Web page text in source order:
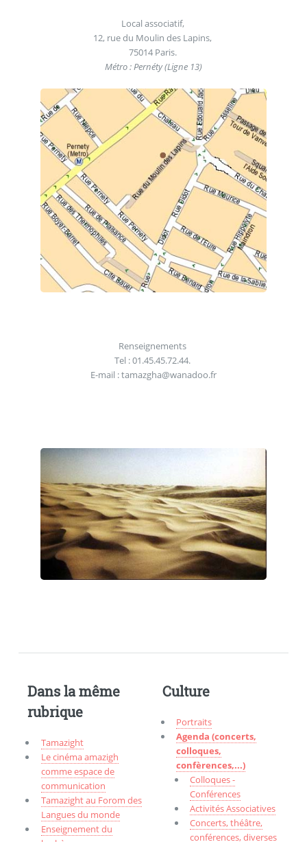
Local associatif,
12, rue du Moulin des Lapins,
75014 Paris.
Métro : Pernéty (Ligne 13)
Renseignements
Tel : 01.45.45.72.44.
E-mail : tamazgha@wanadoo.fr
Dans la même
rubrique
Tamazight
Le cinéma amazigh
comme espace de
communication
Tamazight au Forom des
Langues du monde
Enseignement du
Culture
Portraits
Agenda (concerts,
colloques,
confèrences,...)
Colloques -
Conférences
Activités Associatives
Concerts, théâtre,
conférences, diverses